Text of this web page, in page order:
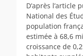
D’après l’article
National des
population
estimée à 68,6
croissance de